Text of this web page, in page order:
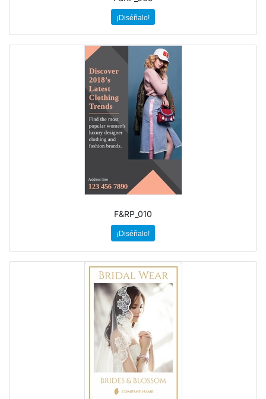
¡Diséñalo!
F&RP_010
¡Diséñalo!